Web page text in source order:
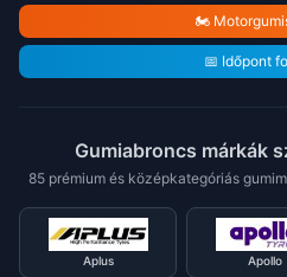
🏍️
📅 Időpont
Gumiabroncs márkák
85 prémium és középkategóriás
Aplus Apollo